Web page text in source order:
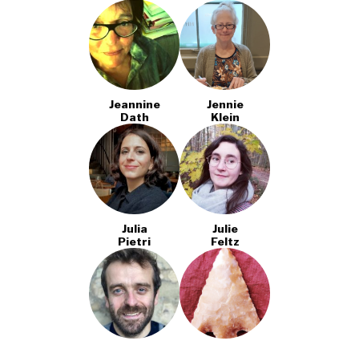
Jeannine
Dath
Jennie
Klein
Julia
Pietri
Julie
Feltz